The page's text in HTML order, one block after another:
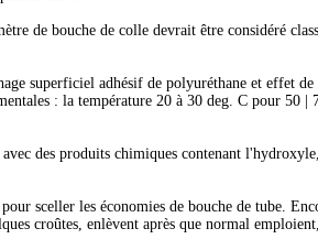
de bouche de colle devrait être considéré
superficiel adhésif de polyuréthane et effet
: la température 20 à 30 deg. C pour 50
des produits chimiques contenant
sceller les économies de bouche de tube.
croûtes, enlèvent après que normal